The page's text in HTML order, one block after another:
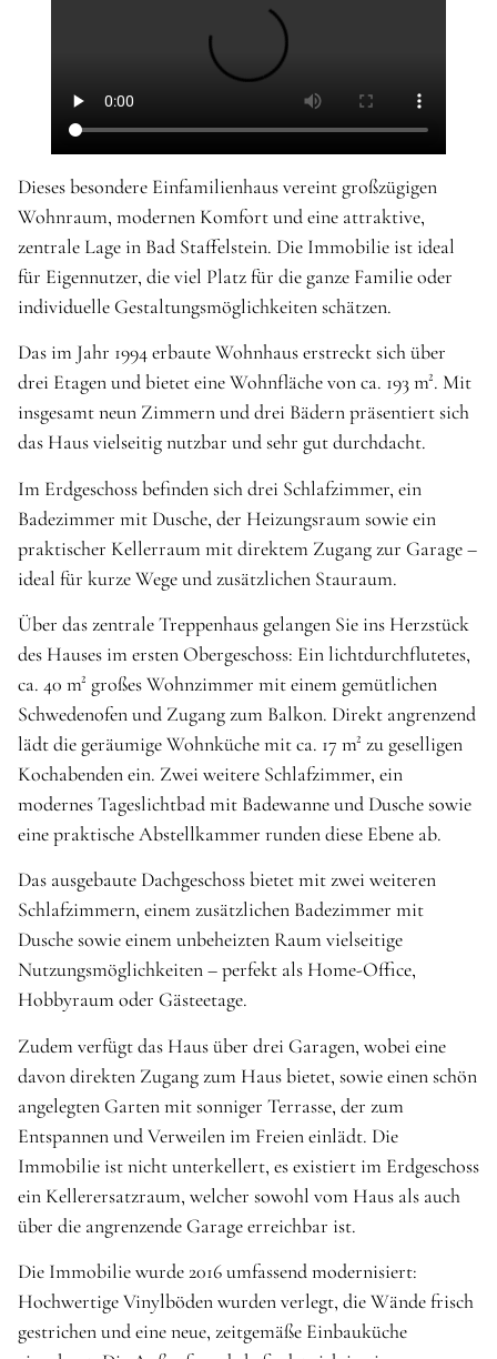
Dieses besondere Einfamilienhaus vereint großzügigen
Wohnraum, modernen Komfort und eine attraktive,
zentrale Lage in Bad Staffelstein. Die Immobilie ist ideal
für Eigennutzer, die viel Platz für die ganze Familie oder
individuelle Gestaltungsmöglichkeiten schätzen.
Das im Jahr 1994 erbaute Wohnhaus erstreckt sich über
drei Etagen und bietet eine Wohnfläche von ca. 193 m². Mit
insgesamt neun Zimmern und drei Bädern präsentiert sich
das Haus vielseitig nutzbar und sehr gut durchdacht.
Im Erdgeschoss befinden sich drei Schlafzimmer, ein
Badezimmer mit Dusche, der Heizungsraum sowie ein
praktischer Kellerraum mit direktem Zugang zur Garage –
ideal für kurze Wege und zusätzlichen Stauraum.
Über das zentrale Treppenhaus gelangen Sie ins Herzstück
des Hauses im ersten Obergeschoss: Ein lichtdurchflutetes,
ca. 40 m² großes Wohnzimmer mit einem gemütlichen
Schwedenofen und Zugang zum Balkon. Direkt angrenzend
lädt die geräumige Wohnküche mit ca. 17 m² zu geselligen
Kochabenden ein. Zwei weitere Schlafzimmer, ein
modernes Tageslichtbad mit Badewanne und Dusche sowie
eine praktische Abstellkammer runden diese Ebene ab.
Das ausgebaute Dachgeschoss bietet mit zwei weiteren
Schlafzimmern, einem zusätzlichen Badezimmer mit
Dusche sowie einem unbeheizten Raum vielseitige
Nutzungsmöglichkeiten – perfekt als Home-Office,
Hobbyraum oder Gästeetage.
Zudem verfügt das Haus über drei Garagen, wobei eine
davon direkten Zugang zum Haus bietet, sowie einen schön
angelegten Garten mit sonniger Terrasse, der zum
Entspannen und Verweilen im Freien einlädt. Die
Immobilie ist nicht unterkellert, es existiert im Erdgeschoss
ein Kellerersatzraum, welcher sowohl vom Haus als auch
über die angrenzende Garage erreichbar ist.
Die Immobilie wurde 2016 umfassend modernisiert:
Hochwertige Vinylböden wurden verlegt, die Wände frisch
gestrichen und eine neue, zeitgemäße Einbauküche